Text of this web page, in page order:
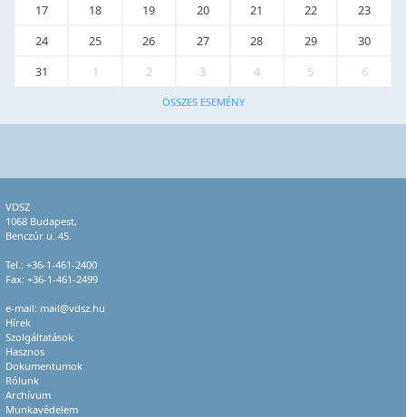
17
18 19 20 21 22
23
24
25 26 27 28 29
30
31
1 2 3 4 5 6
ÖSSZES ESEMÉNY
VDSZ
1068 Budapest,
Benczúr u. 45.
Tel.: +36-1-461-2400
Fax: +36-1-461-2499
e-mail: mail@vdsz.hu
Hírek
Szolgáltatások
Hasznos
Dokumentumok
Rólunk
Archívum
Munkavédelem